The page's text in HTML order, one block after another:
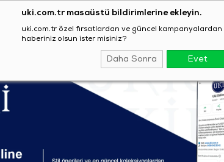
uki.com.tr masaüstü bildirimlerine ekleyin.
uki.com.tr özel fırsatlardan ve güncel kampanyalardan
haberiniz olsun ister misiniz?
Daha Sonra Evet
AYAKKABI